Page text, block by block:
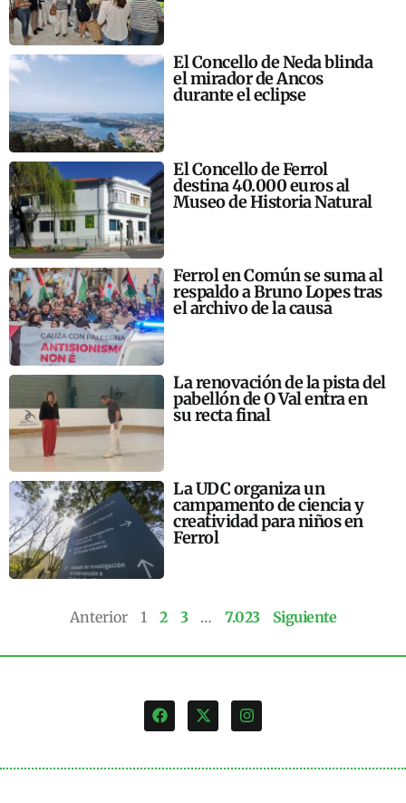
El Concello de Neda blinda
el mirador de Ancos
durante el eclipse
El Concello de Ferrol
destina 40.000 euros al
Museo de Historia Natural
Ferrol en Común se suma al
respaldo a Bruno Lopes tras
el archivo de la causa
La renovación de la pista del
pabellón de O Val entra en
su recta final
La UDC organiza un
campamento de ciencia y
creatividad para niños en
Ferrol
Anterior 1 2 3 … 7.023 Siguiente